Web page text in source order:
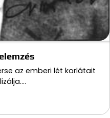
az emberi lét korlátait